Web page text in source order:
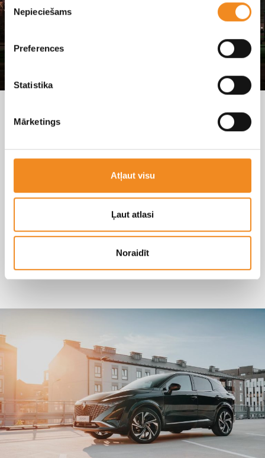
izvēle
Nepieciešams
Preferences
Statistika
Mārketings
Atļaut visu
Ļaut atlasi
Noraidīt
jaunā koncepta Škoda
kas turpmāk klientiem piedāvās pilna servisa
Škoda automašīnu apkalpošanu. No jaunas
konsultācijas un izmēģinājuma braucienus, līdz
Škoda pēcpardošanas apkalpošanai…